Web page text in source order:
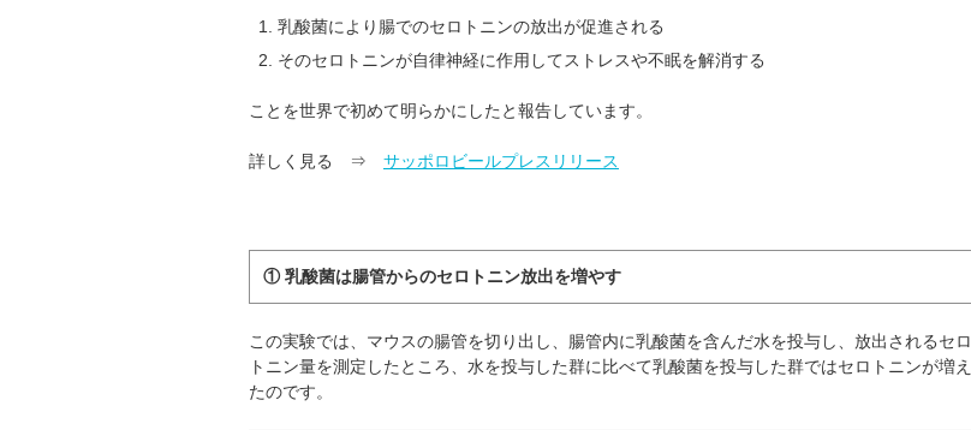
乳酸菌により腸でのセロトニンの放出が促進される
そのセロトニンが自律神経に作用してストレスや不眠を解消する
ことを世界で初めて明らかにしたと報告しています。
詳しく見る ⇒ サッポロビールプレスリリース
① 乳酸菌は腸管からのセロトニン放出を増やす
この実験では、マウスの腸管を切り出し、腸管内に乳酸菌を含んだ水を投与し、放出されるセロ
トニン量を測定したところ、水を投与した群に比べて乳酸菌を投与した群ではセロトニンが増え
たのです。